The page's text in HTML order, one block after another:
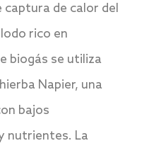
captura de calor del
rico en
biogás se utiliza
Napier, una
bajos
nutrientes. La